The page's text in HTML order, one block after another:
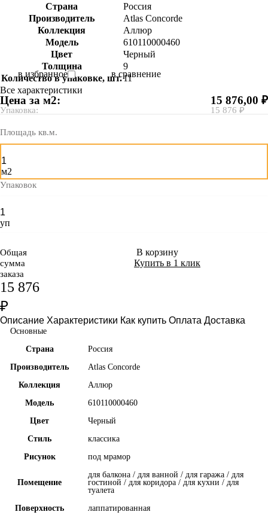
Страна
Россия
Производитель
Atlas Concorde
Коллекция
Аллюр
Модель
610110000460
Цвет
Черный
Толщина
9
Количество в упаковке, шт.11
Все характеристики
в избранное в сравнение
Цена за м2:
Упаковка:
15 876,00 ₽
15 876 ₽
Площадь кв.м.
м2
Упаковок
уп
Общая
сумма
заказа
15 876
₽
В корзину
Купить в 1 клик
Описание Характеристики Как купить Оплата Доставка
Основные
Страна
Россия
Производитель
Atlas Concorde
Коллекция
Аллюр
Модель
610110000460
Цвет
Черный
Стиль
классика
Рисунок
под мрамор
Помещение
для балкона / для ванной / для гаража / для
гостиной / для коридора / для кухни / для
туалета
Поверхность
лаппатированная